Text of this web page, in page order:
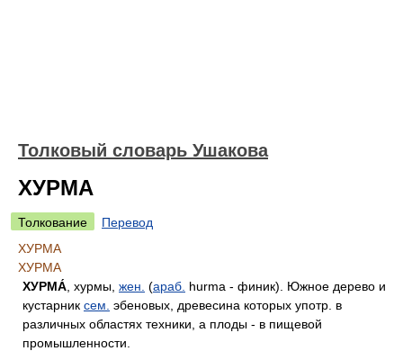
Толковый словарь Ушакова
ХУРМА
Толкование
Перевод
ХУРМА
ХУРМА
ХУРМА́ , хурмы, жен. (араб. hurma - финик). Южное дерево и
кустарник сем. эбеновых, древесина которых употр. в
различных областях техники, а плоды - в пищевой
промышленности.